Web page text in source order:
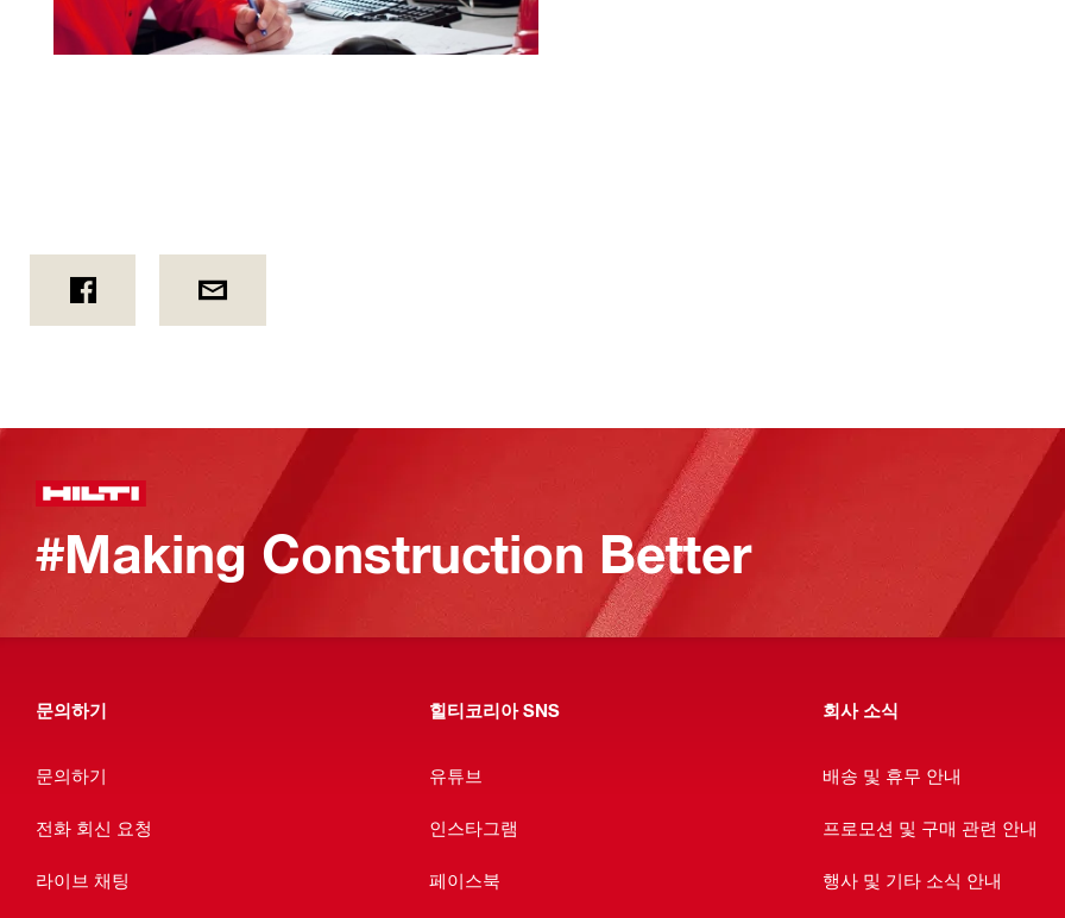
#Making Construction Better
문의하기
문의하기
전화 회신 요청
라이브 채팅
힐티코리아 SNS
유튜브
인스타그램
페이스북
회사 소식
배송 및 휴무 안내
프로모션 및 구매 관련 안내
행사 및 기타 소식 안내